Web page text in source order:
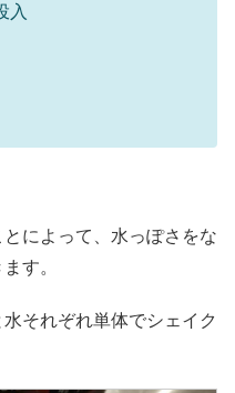
入
によって、水っぽさをな
す。
それぞれ単体でシェイク